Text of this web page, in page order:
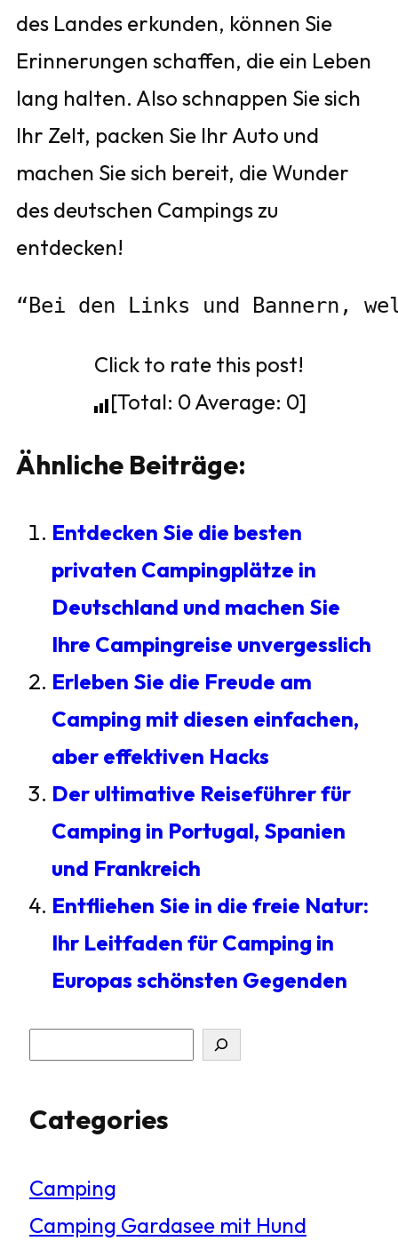
des Landes erkunden, können Sie
Erinnerungen schaffen, die ein Leben
lang halten. Also schnappen Sie sich
Ihr Zelt, packen Sie Ihr Auto und
machen Sie sich bereit, die Wunder
des deutschen Campings zu
entdecken!
“Bei den Links und Bannern,
Click to rate this post!
[Total: 0Average: 0]
Ähnliche Beiträge:
Entdecken Sie die besten
privaten Campingplätze in
Deutschland und machen Sie
Ihre Campingreise unvergesslich
Erleben Sie die Freude am
Camping mit diesen einfachen,
aber effektiven Hacks
Der ultimative Reiseführer für
Camping in Portugal, Spanien
und Frankreich
Entfliehen Sie in die freie Natur:
Ihr Leitfaden für Camping in
Europas schönsten Gegenden
c
e
n
Categories
Camping
Camping Gardasee mit Hund